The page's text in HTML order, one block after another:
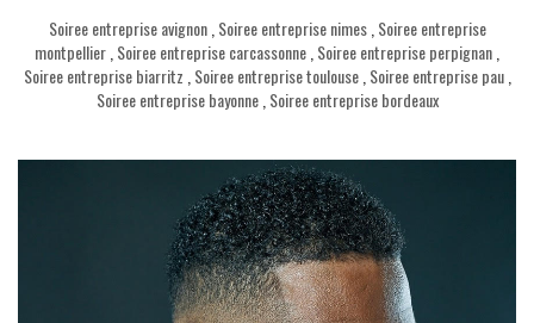
Soiree entreprise avignon, Soiree entreprise nimes, Soiree entreprise
montpellier Soiree entreprise carcassonne Soiree entreprise perpignan
Soiree entreprise biarritz Soiree entreprise toulouse, Soiree entreprise pau,
Soiree entreprise bayonne, Soiree entreprise bordeaux